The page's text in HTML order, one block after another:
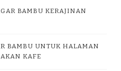
BAMBU KERAJINAN
BAMBU UNTUK HALAMAN
KAFE